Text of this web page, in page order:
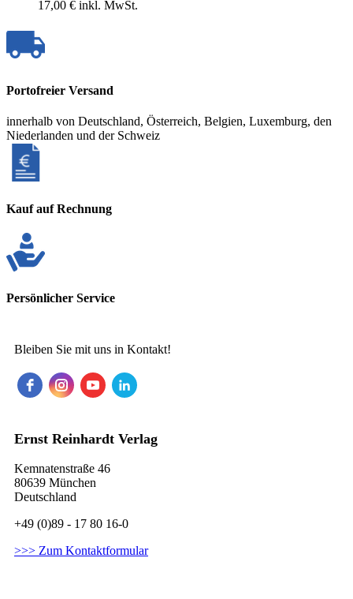
17,00 € inkl. MwSt.
Portofreier Versand
innerhalb von Deutschland, Österreich, Belgien, Luxemburg, den
Niederlanden und der Schweiz
Kauf auf Rechnung
Persönlicher Service
Bleiben Sie mit uns in Kontakt!
Ernst Reinhardt Verlag
Kemnatenstraße 46
80639 München
Deutschland
+49 (0)89 - 17 80 16-0
>>> Zum Kontaktformular